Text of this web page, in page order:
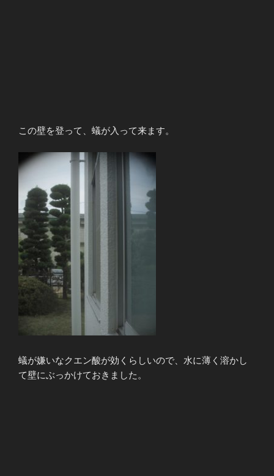
この壁を登って、蟻が入って来ます。
蟻が嫌いなクエン酸が効くらしいので、水に薄く溶かし
て壁にぶっかけておきました。